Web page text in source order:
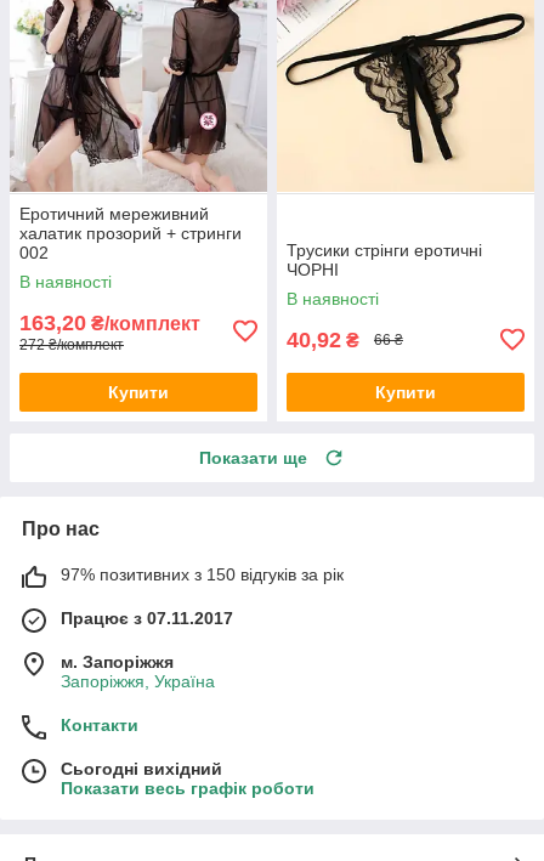
Еротичний мереживний
халатик прозорий + стринги
002
В наявності
163,20 ₴/комплект
272 ₴/комплект
Купити
Трусики стрінги еротичні
ЧОРНІ
В наявності
40,92 ₴ 66 ₴
Купити
Показати ще
Про нас
97% позитивних з 150 відгуків за рік
Працює з 07.11.2017
м. Запоріжжя
Запоріжжя, Україна
Контакти
Сьогодні вихідний
Показати весь графік роботи